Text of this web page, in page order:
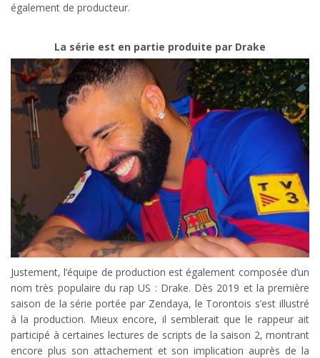
également de producteur.
La série est en partie produite par Drake
Justement, l’équipe de production est également composée d’un
nom très populaire du rap US : Drake. Dès 2019 et la première
saison de la série portée par Zendaya, le Torontois s’est illustré
à la production. Mieux encore, il semblerait que le rappeur ait
participé à certaines lectures de scripts de la saison 2, montrant
encore plus son attachement et son implication auprès de la